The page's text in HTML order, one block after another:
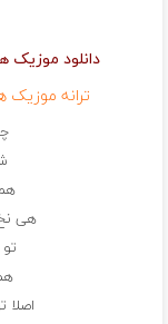
دانلود موزیک
ترانه موزیک
هی